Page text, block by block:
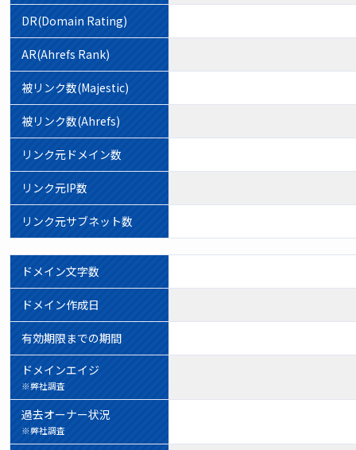
DR(Domain Rating)
AR(Ahrefs Rank)
被リンク数(Majestic)
被リンク数(Ahrefs)
リンク元ドメイン数
リンク元IP数
リンク元サブネット数
ドメイン文字数
ドメイン作成日
有効期限までの期間
ドメインエイジ
※弊社調査
過去オーナー状況
※弊社調査